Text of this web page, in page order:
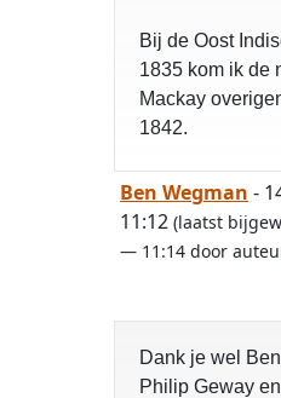
Bij de Oost
1835 kom ik de
Mackay
1842.
Ben Wegman -
11:12 (laatst
— 11:14 door
Dank je wel
Philip Geway